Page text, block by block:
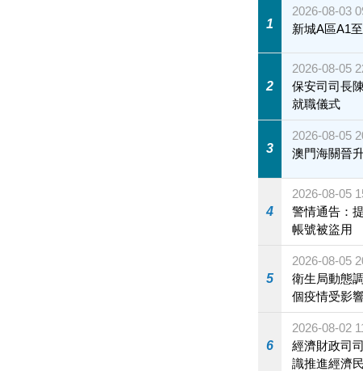
1
2026-08-03
新城A區A1
2
2026-08-05
保安司司長
就職儀式
3
2026-08-05
澳門海關晉
4
2026-08-05
警情通告：
帳號被盜用
5
2026-08-05
衛生局動態
個疫情受影
施
6
2026-08-02
經濟財政司
識推進經濟